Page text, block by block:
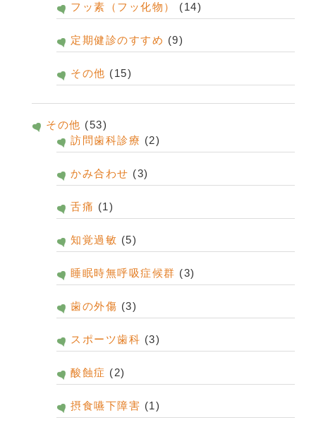
フッ素（フッ化物） (14)
定期健診のすすめ (9)
その他 (15)
その他 (53)
訪問歯科診療 (2)
かみ合わせ (3)
舌痛 (1)
知覚過敏 (5)
睡眠時無呼吸症候群 (3)
歯の外傷 (3)
スポーツ歯科 (3)
酸蝕症 (2)
摂食嚥下障害 (1)